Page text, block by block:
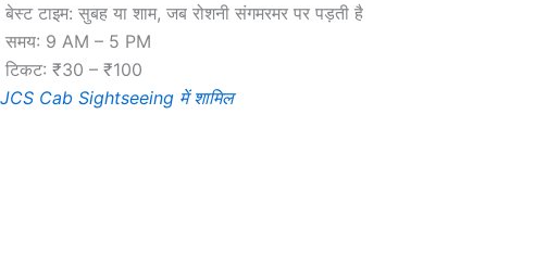
बेस्ट टाइम: सुबह या शाम, जब रोशनी संगमरमर पर पड़ती है
समय: 9 AM – 5 PM
टिकट: ₹30 – ₹100
JCS Cab Sightseeing में शामिल